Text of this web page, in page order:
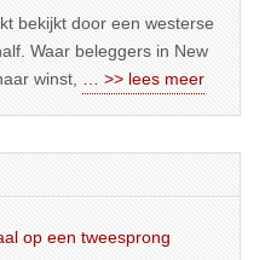
bekijkt door een westerse
Waar beleggers in New
winst,
… >> lees meer
AI mondiaal op een tweesprong